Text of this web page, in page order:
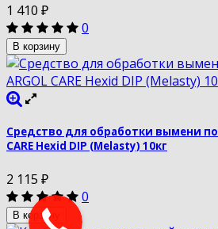
1 410 ₽
0
В корзину
Средство для обработки вымени
CARE Hexid DIP (Melasty) 10кг
2 115 ₽
0
В корзину